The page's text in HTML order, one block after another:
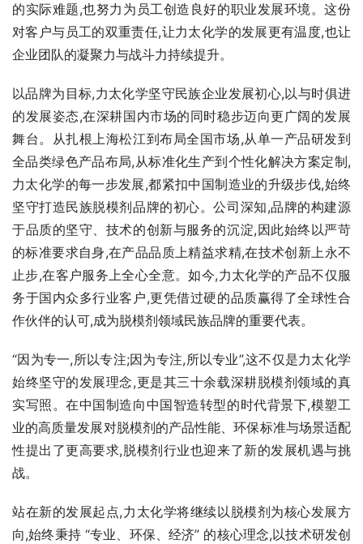
的实际难题,也努力为员工创造良好的职业发展环境。这份
对客户与员工的双重责任,让力太化学的发展更有温度,也让
企业团队的凝聚力与战斗力持续提升。
以品牌为目标,力太化学坚守民族企业发展初心,以与时俱进
的发展姿态,在深耕国内市场的同时稳步迈向更广阔的发展
舞台。从扎根上海松江到布局全国市场,从单一产品研发到
全品类绿色产品布局,从标准化生产到个性化解决方案定制,
力太化学的每一步发展,都紧扣中国制造业的升级步伐,始终
坚守打造民族脱模剂品牌的初心。公司深知,品牌的构建源
于品质的坚守、技术的创新与服务的沉淀,因此始终以严苛
的标准要求自身,在产品品质上精益求精,在技术创新上永不
止步,在客户服务上全心全意。如今,力太化学的产品不仅服
务于国内众多行业客户,更凭借过硬的品质赢得了全球性合
作伙伴的认可,成为脱模剂领域民族品牌的重要代表。
“因为专一,所以专注;因为专注,所以专业”,这不仅是力太化学
始终坚守的发展理念,更是其三十余载深耕脱模剂领域的真
实写照。在中国制造向中国智造转型的时代背景下,模塑工
业的高质量发展对脱模剂的产品性能、环保标准与场景适配
性提出了更高要求,脱模剂行业也迎来了新的发展机遇与挑
战。
站在新的发展起点,力太化学将继续以脱模剂为核心发展方
向,始终秉持 “专业、环保、经济” 的核心理念,以技术研发创